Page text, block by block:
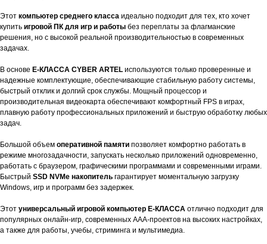
Этот компьютер среднего класса идеально подходит для тех, кто хочет
купить игровой ПК для игр и работы без переплаты за флагманские
решения, но с высокой реальной производительностью в современных
задачах.
В основе E-КЛАССА CYBER ARTEL используются только проверенные и
надежные комплектующие, обеспечивающие стабильную работу системы,
быстрый отклик и долгий срок службы. Мощный процессор и
производительная видеокарта обеспечивают комфортный FPS в играх,
плавную работу профессиональных приложений и быструю обработку любых
задач.
Большой объем оперативной памяти позволяет комфортно работать в
режиме многозадачности, запускать несколько приложений одновременно,
работать с браузером, графическими программами и современными играми.
Быстрый SSD NVMe накопитель гарантирует моментальную загрузку
Windows, игр и программ без задержек.
Этот универсальный игровой компьютер E-КЛАССА отлично подходит для
популярных онлайн-игр, современных AAA-проектов на высоких настройках,
а также для работы, учебы, стриминга и мультимедиа.